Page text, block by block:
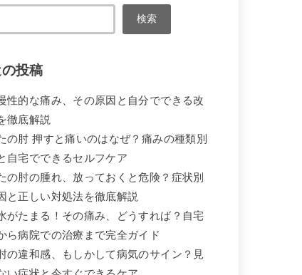
検索
投稿
性的な痛み、その原因と自分でできる改
徹底解説
の肘 押すと痛いのはなぜ？痛みの種類別
自宅でできるセルフケア
の肘の腫れ、放っておくと危険？症状別
と正しい対処法を徹底解説
がたまる！その痛み、どうすれば？自宅
ら病院での治療まで完全ガイド
の違和感、もしかして病気のサイン？見